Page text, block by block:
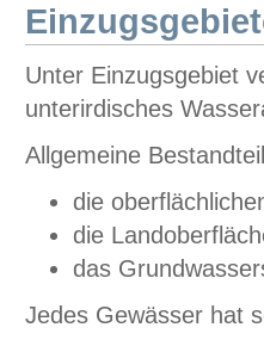
Unter Einzugsgebiet
unterirdisches
Allgemeine
die
die
das
Jedes Gewässer hat